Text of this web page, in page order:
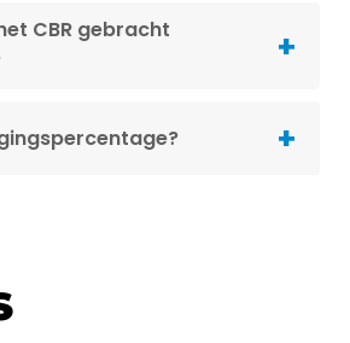
CBR gebracht